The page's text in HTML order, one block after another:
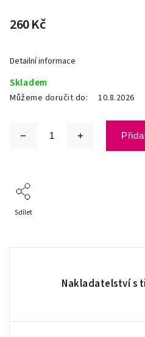
260 Kč
Skladem
Můžeme doručit do: 10.8.2026
Detailní informace
Sdílet
Nakladatelství s